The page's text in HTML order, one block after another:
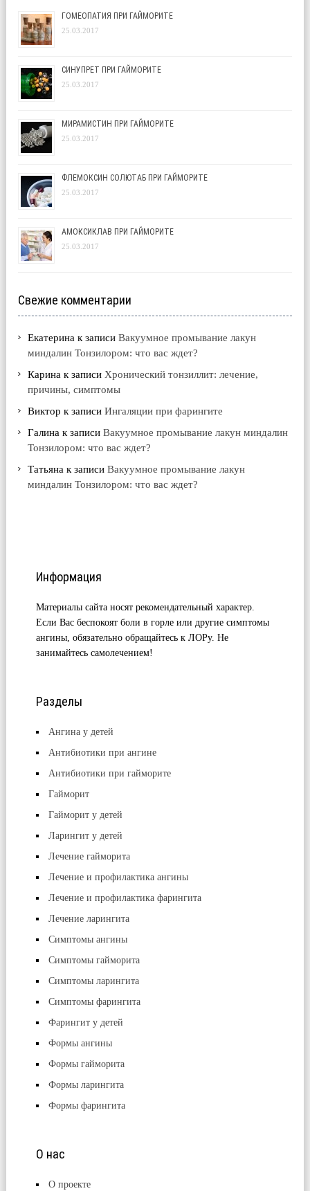
ГОМЕОПАТИЯ ПРИ ГАЙМОРИТЕ
25.03.2017
СИНУПРЕТ ПРИ ГАЙМОРИТЕ
25.03.2017
МИРАМИСТИН ПРИ ГАЙМОРИТЕ
25.03.2017
ФЛЕМОКСИН СОЛЮТАБ ПРИ ГАЙМОРИТЕ
25.03.2017
АМОКСИКЛАВ ПРИ ГАЙМОРИТЕ
25.03.2017
Свежие комментарии
Екатерина к записиВакуумное промывание лакун
миндалин Тонзилором: что вас ждет?
Карина к записи Хронический тонзиллит: лечение,
причины, симптомы
Виктор к записиИнгаляции при фарингите
Галина к записиВакуумное промывание лакун миндалин
Тонзилором: что вас ждет?
Татьяна к записиВакуумное промывание лакун
миндалин Тонзилором: что вас ждет?
Информация
Материалы сайта носят рекомендательный характер.
Если Вас беспокоят боли в горле или другие симптомы
ангины, обязательно обращайтесь к ЛОРу. Не
занимайтесь самолечением!
Разделы
Ангина у детей
Антибиотики при ангине
Антибиотики при гайморите
Гайморит
Гайморит у детей
Ларингит у детей
Лечение гайморита
Лечение и профилактика ангины
Лечение и профилактика фарингита
Лечение ларингита
Симптомы ангины
Симптомы гайморита
Симптомы ларингита
Симптомы фарингита
Фарингит у детей
Формы ангины
Формы гайморита
Формы ларингита
Формы фарингита
О нас
О проекте